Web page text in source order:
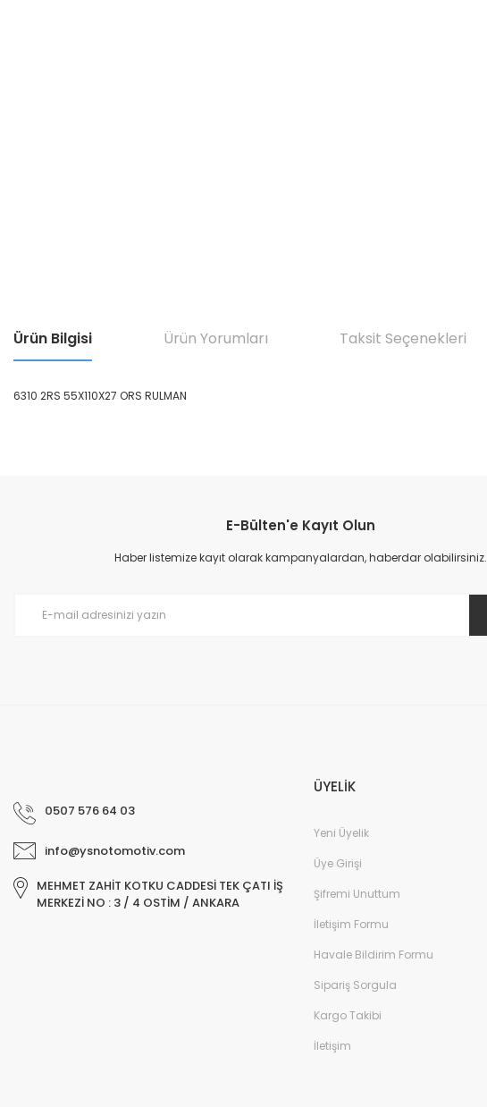
Ürün Bilgisi Ürün Yorumları Taksit Seçenekleri
6310 2RS 55X110X27 ORS RULMAN
Ürün resmi kalitesiz, bozuk veya görüntülenemiyor.
Ürün açıklamasında eksik bilgiler bulunuyor.
E-Bülten'e Kayıt Olun
Haber listemize kayıt olarak kampanyalardan, haberdar olabilirsiniz.
0507 576 64 03
info@ysnotomotiv.com
MEHMET ZAHİT KOTKU CADDESİ TEK ÇATI İŞ
MERKEZİ NO : 3 / 4 OSTİM / ANKARA
ÜYELİK
Yeni Üyelik
Üye Girişi
Şifremi Unuttum
İletişim Formu
Havale Bildirim Formu
Sipariş Sorgula
Kargo Takibi
İletişim